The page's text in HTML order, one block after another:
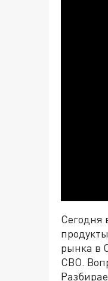
Сегодня
рынка в
СВО.